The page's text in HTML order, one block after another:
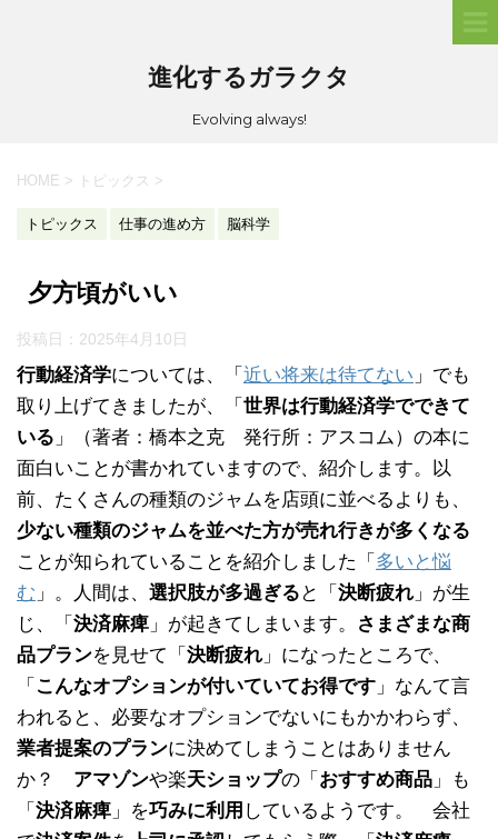
進化するガラクタ
Evolving always!
HOME > トピックス >
トピックス 仕事の進め方 脳科学
夕方頃がいい
投稿日： 2025年4月10日
行動経済学については、「 近い将来は待てない 」でも
取り上げてきましたが、「 世界は行動経済学でできて
いる 」（著者：橋本之克 発行所：アスコム）の本に
面白いことが書かれていますので、紹介します。以
前、たくさんの種類のジャムを店頭に並べるよりも、
少ない種類のジャムを並べた方が売れ行きが多くなる
ことが知られていることを紹介しました「 多いと悩
む 」。人間は、 選択肢が多過ぎる と「 決断疲れ 」が生
じ、「 決済麻痺 」が起きてしまいます。
さまざまな商
品プランを見せて「 決断疲れ 」になったところで、
「 こんなオプションが付いていてお得です 」なんて言
われると、必要なオプションでないにもかかわらず、
業者提案のプランに決めてしまうことはありません
か？ アマゾンや楽天ショップの「 おすすめ商品 」も
「 決済麻痺 」を巧みに利用 しているようです。 会社